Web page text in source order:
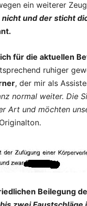
ein weiterer
und der sticht
für die aktuellen
ruhiger
, der mir als
normal weiter. Die
Art und möchten
Beilegung